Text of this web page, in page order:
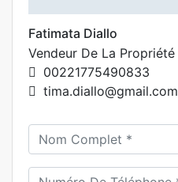
Fatimata Diallo
Vendeur De La Propriété
00221775490833
tima.diallo@gmail.com